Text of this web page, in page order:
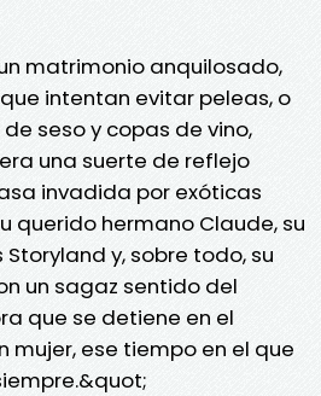
matrimonio anquilosado,
intentan evitar peleas, o
seso y copas de vino,
una suerte de reflejo
invadida por exóticas
querido hermano Claude, su
y, sobre todo, su
un sagaz sentido del
que se detiene en el
mujer, ese tiempo en el que